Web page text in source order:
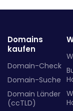
Domains
kaufen
Domain-Check
Domain-Suche
Domain Länder
(ccTLD)